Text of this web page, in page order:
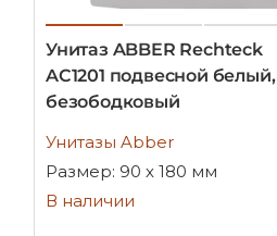
Унитаз ABBER Rechteck
AC1201 подвесной белый,
безободковый
Унитазы Abber
Размер: 90 х 180 мм
В наличии